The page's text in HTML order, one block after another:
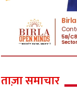
ताज़ा समाचार